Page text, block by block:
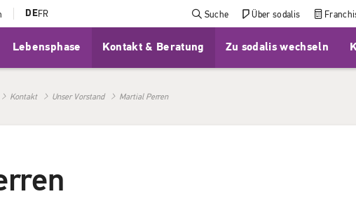
DEFR Suche Über sodalis
Lebensphase Kontakt & Beratung Zu sodalis wechseln
Kontakt Unser Vorstand Martial Perren